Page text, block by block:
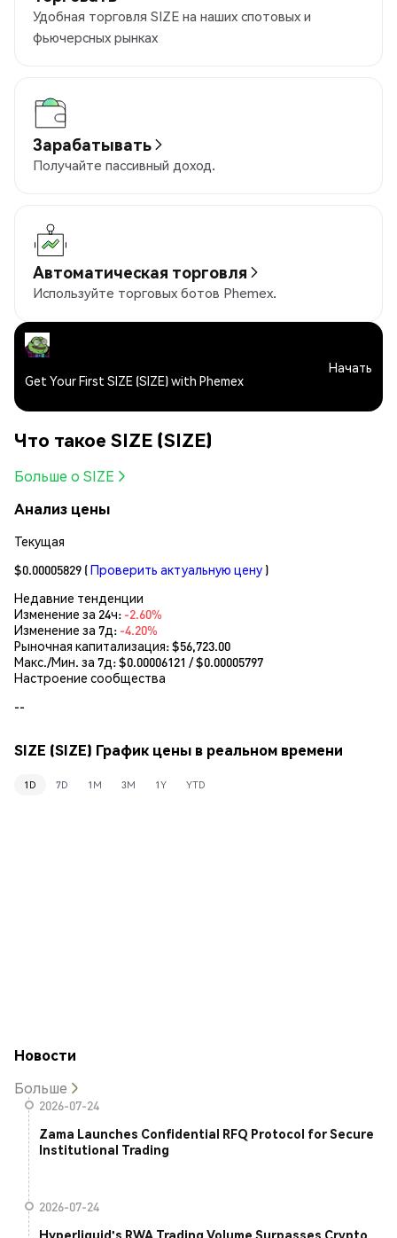
Удобная торговля SIZE на наших спотовых и
фьючерсных рынках
Зарабатывать
Получайте пассивный доход.
Автоматическая торговля
Используйте торговых ботов Phemex.
Get Your First SIZE (SIZE) with Phemex
Начать
Что такое SIZE (SIZE)
Больше о SIZE
Анализ цены
Текущая
$0.00005829 (Проверить актуальную цену )
Недавние тенденции
Изменение за 24ч: -2.60%
Изменение за 7д: -4.20%
Рыночная капитализация:$56,723.00
Макс./Мин. за 7д: $0.00006121 / $0.00005797
Настроение сообщества
--
SIZE (SIZE) График цены в реальном времени
1D 7D 1M 3M 1Y YTD
Новости
Больше
2026-07-24
Zama Launches Confidential RFQ Protocol for Secure
Institutional Trading
2026-07-24
Hyperliquid's RWA Trading Volume Surpasses Crypto